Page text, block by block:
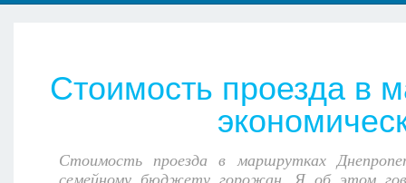
Стоимость проезда в
Стоимость проезда в маршрутках
семейному бюджету горожан. Я об этом